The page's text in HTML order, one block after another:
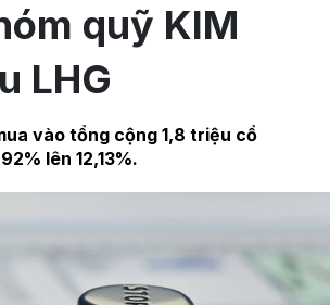
quỹ KIM
LHG
vào tổng cộng 1,8 triệu cổ
lên 12,13%.